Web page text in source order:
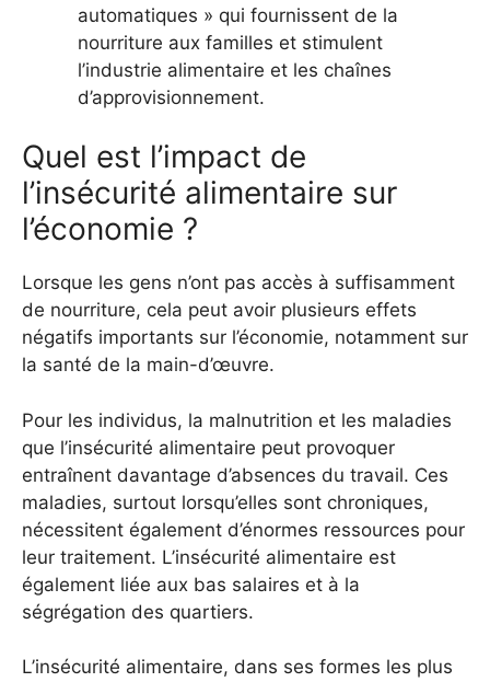
automatiques » qui fournissent de la
nourriture aux familles et stimulent
l’industrie alimentaire et les chaînes
d’approvisionnement.
Quel est l’impact de
l’insécurité alimentaire sur
l’économie ?
Lorsque les gens n’ont pas accès à suffisamment
de nourriture, cela peut avoir plusieurs effets
négatifs importants sur l’économie, notamment sur
la santé de la main-d’œuvre.
Pour les individus, la malnutrition et les maladies
que l’insécurité alimentaire peut provoquer
entraînent davantage d’absences du travail. Ces
maladies, surtout lorsqu’elles sont chroniques,
nécessitent également d’énormes ressources pour
leur traitement. L’insécurité alimentaire est
également liée aux bas salaires et à la
ségrégation des quartiers.
L’insécurité alimentaire, dans ses formes les plus